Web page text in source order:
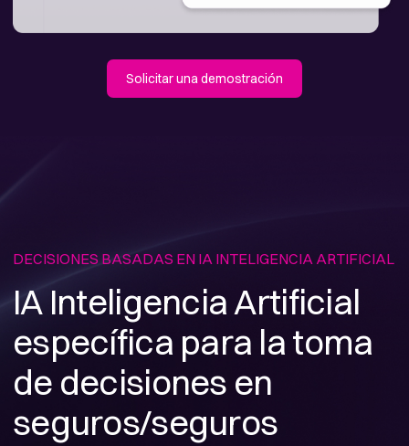
Solicitar una demostración
DECISIONES BASADAS EN IA INTELIGENCIA ARTIFICIAL
IA Inteligencia Artificial
específica para la toma
de decisiones en
seguros/seguros